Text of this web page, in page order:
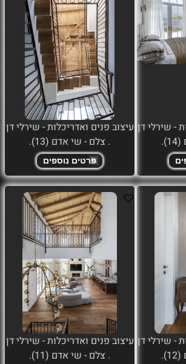
- שירלי דן עיצוב פנים ואדריכלות - שירלי דן
. צלם - שי אדם (13).
פרטים נוספים
- שירלי דן עיצוב פנים ואדריכלות - שירלי דן
. צלם - שי אדם (11).